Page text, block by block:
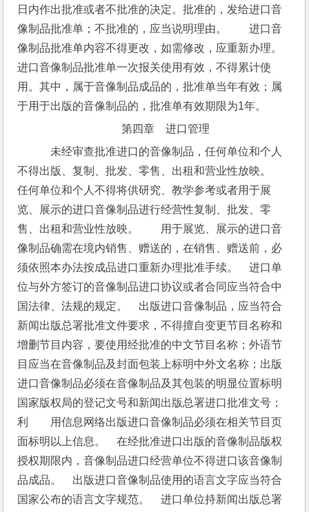
日内作出批准或者不批准的决定。批准的，发给进口音
像制品批准单；不批准的，应当说明理由。　　进口音
像制品批准单内容不得更改，如需修改，应重新办理。
进口音像制品批准单一次报关使用有效，不得累计使
用。其中，属于音像制品成品的，批准单当年有效；属
于用于出版的音像制品的，批准单有效期限为1年。
第四章　进口管理
未经审查批准进口的音像制品，任何单位和个人
不得出版、复制、批发、零售、出租和营业性放映。
任何单位和个人不得将供研究、教学参考或者用于展
览、展示的进口音像制品进行经营性复制、批发、零
售、出租和营业性放映。　　用于展览、展示的进口音
像制品确需在境内销售、赠送的，在销售、赠送前，必
须依照本办法按成品进口重新办理批准手续。　进口单
位与外方签订的音像制品进口协议或者合同应当符合中
国法律、法规的规定。　出版进口音像制品，应当符合
新闻出版总署批准文件要求，不得擅自变更节目名称和
增删节目内容，要使用经批准的中文节目名称；外语节
目应当在音像制品及封面包装上标明中外文名称；出版
进口音像制品必须在音像制品及其包装的明显位置标明
国家版权局的登记文号和新闻出版总署进口批准文号；
利　　用信息网络出版进口音像制品必须在相关节目页
面标明以上信息。　在经批准进口出版的音像制品版权
授权期限内，音像制品进口经营单位不得进口该音像制
品成品。　出版进口音像制品使用的语言文字应当符合
国家公布的语言文字规范。　进口单位持新闻出版总署